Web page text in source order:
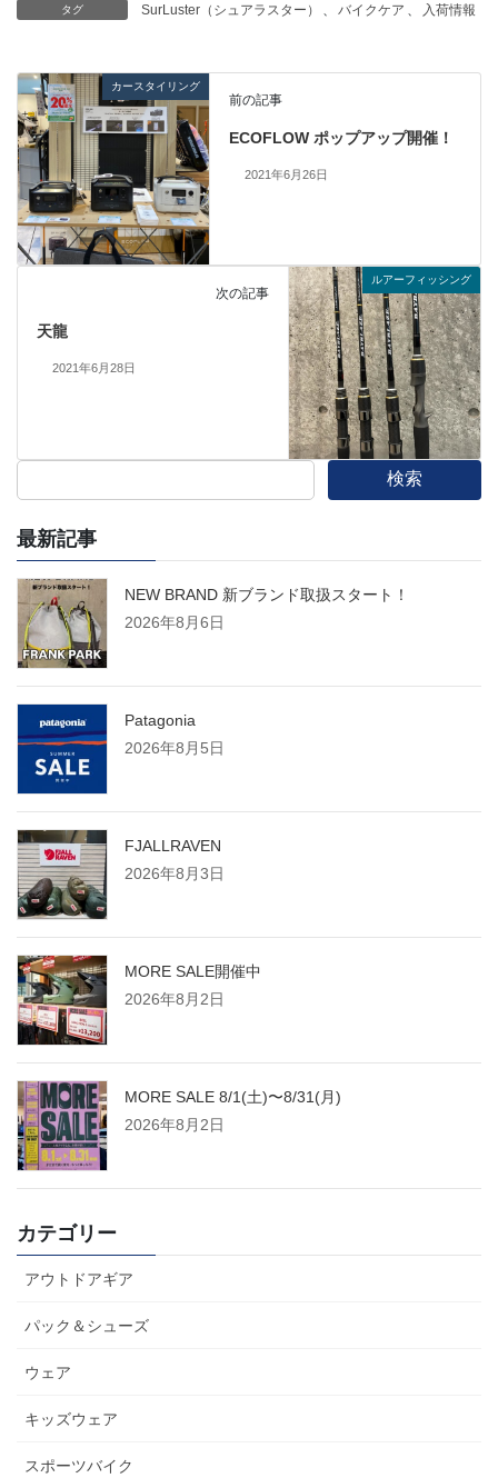
タグ SurLuster（シュアラスター） 、 バイクケア 、 入荷情報
カースタイリング
前の記事
ECOFLOW ポップアップ開催！
2021年6月26日
ルアーフィッシング
次の記事
天龍
2021年6月28日
検索
最新記事
NEW BRAND 新ブランド取扱スタート！
2026年8月6日
Patagonia
2026年8月5日
FJALLRAVEN
2026年8月3日
MORE SALE開催中
2026年8月2日
MORE SALE 8/1(土)〜8/31(月)
2026年8月2日
カテゴリー
アウトドアギア
パック＆シューズ
ウェア
キッズウェア
スポーツバイク